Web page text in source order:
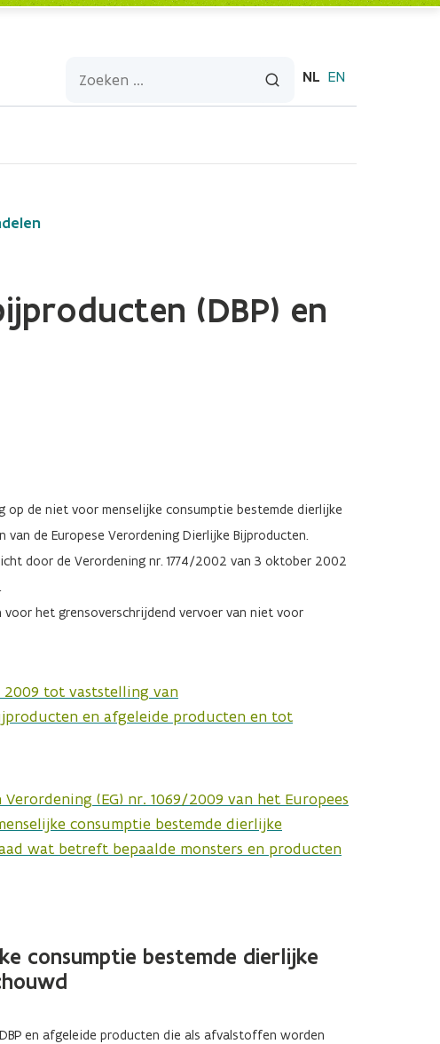
NL EN
(DBP) en
op de niet voor menselijke consumptie bestemde dierlijke
de Europese Verordening Dierlijke Bijproducten.
door de Verordening nr. 1774/2002 van 3 oktober 2002
voor het grensoverschrijdend vervoer van niet voor
2009 tot vaststelling van
en afgeleide producten en tot
(EG) nr. 1069/2009 van het Europees
consumptie bestemde dierlijke
wat betreft bepaalde monsters en producten
consumptie bestemde dierlijke
en afgeleide producten die als afvalstoffen worden